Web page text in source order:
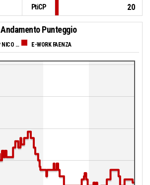
PtiCP 20
Andamento Punteggio
GIORGIO TESI GROUP NICO BASKET E-WORK FAENZA